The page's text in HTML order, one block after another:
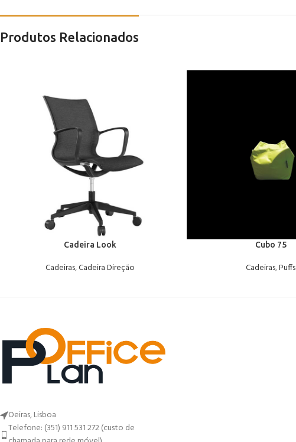
Produtos Relacionados
Cadeira Look
Cadeiras,Cadeira Direção
Cubo 75
Cadeiras,Puffs
Oeiras, Lisboa
Telefone: (351) 911 531 272 (custo de